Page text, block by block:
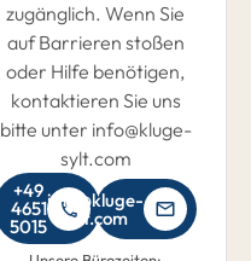
zugänglich. Wenn Sie
auf Barrieren stoßen
oder Hilfe benötigen,
kontaktieren Sie uns
bitte unter info@kluge-
sylt.com
+49
4651
5015
info@kluge-
sylt.com